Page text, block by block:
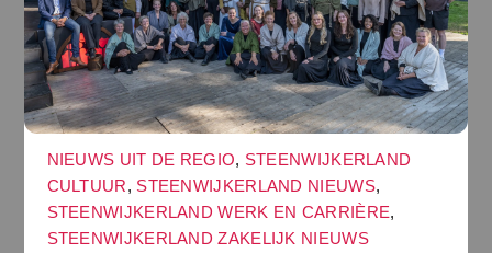
NIEUWS UIT DE REGIO, STEENWIJKERLAND
CULTUUR, STEENWIJKERLAND NIEUWS,
STEENWIJKERLAND WERK EN CARRIÈRE,
STEENWIJKERLAND ZAKELIJK NIEUWS